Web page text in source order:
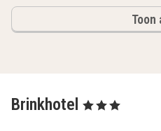
Toon
Brinkhotel , 3 Sterren